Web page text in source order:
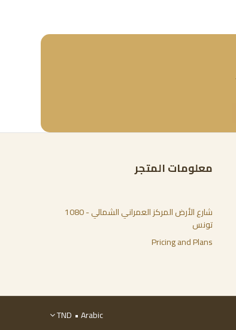
معلومات المتجر
شارع الأرض المركز العمراني الشمالي - 1080
تونس
Pricing and Plans
Arabic •
TND